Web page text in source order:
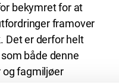
bekymret for at
framover
Det er derfor helt
både denne
og fagmiljøer